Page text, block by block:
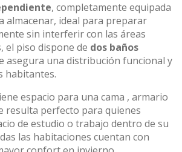
, completamente equipada
almacenar, ideal para preparar
sin interferir con las áreas
el piso dispone de dos baños
asegura una distribución funcional y
habitantes.
espacio para una cama , armario
resulta perfecto para quienes
de estudio o trabajo dentro de su
las habitaciones cuentan con